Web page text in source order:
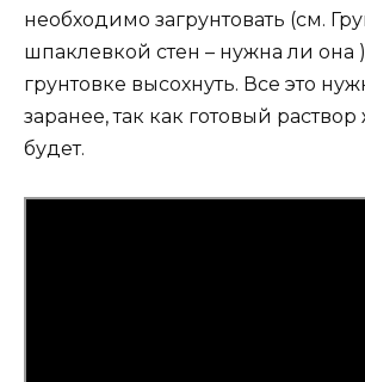
необходимо загрунтовать (см.
шпаклевкой стен – нужна ли она
грунтовке высохнуть. Все это
заранее, так как готовый
будет.